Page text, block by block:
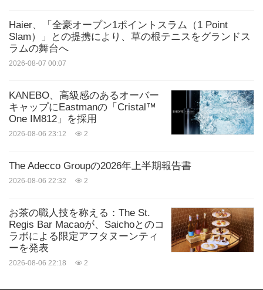
Haier、「全豪オープン1ポイントスラム（1 Point
Slam）」との提携により、草の根テニスをグランドス
ラムの舞台へ
2026-08-07 00:07
KANEBO、高級感のあるオーバー
キャップにEastmanの「Cristal™
One IM812」を採用
2026-08-06 23:12 2
The Adecco Groupの2026年上半期報告書
2026-08-06 22:32 2
お茶の職人技を称える：The St.
Regis Bar Macaoが、Saichoとのコ
ラボによる限定アフタヌーンティ
ーを発表
2026-08-06 22:18 2